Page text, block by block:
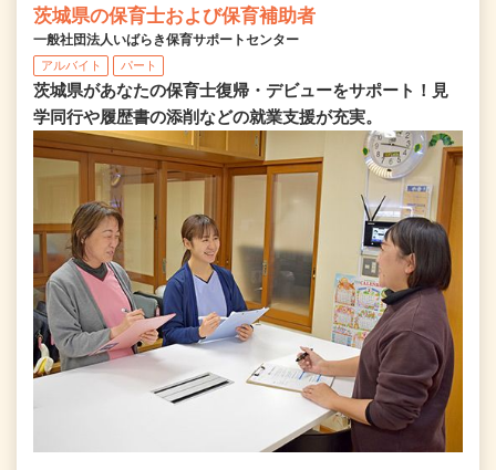
茨城県の保育士および保育補助者
一般社団法人いばらき保育サポートセンター
アルバイト パート
茨城県があなたの保育士復帰・デビューをサポート！見
学同行や履歴書の添削などの就業支援が充実。